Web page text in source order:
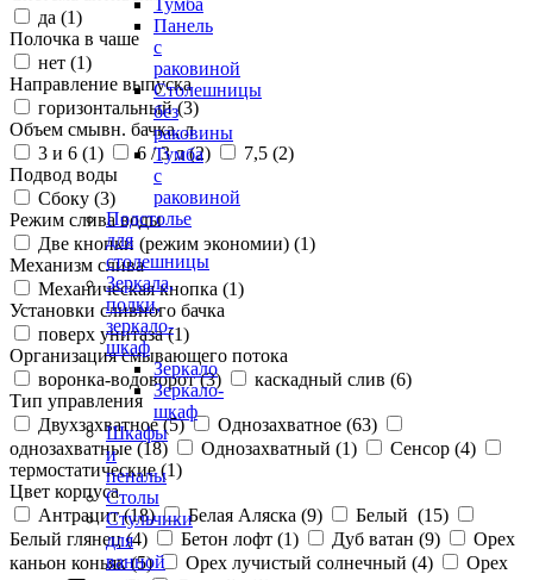
Тумба
Панель
с
раковиной
Столешницы
без
раковины
Тумба
с
раковиной
Подстолье
для
столешницы
Зеркала,
полки,
зеркало-
шкаф
Зеркало
Зеркало-
шкаф
Шкафы
и
пеналы
Столы
Стульчики
для
ванной
да (1)
Полочка в чаше
нет (1)
Направление выпуска
горизонтальный (3)
Объем смывн. бачка, л
3 и 6 (1) 6 / 3 л (2) 7,5 (2)
Подвод воды
Сбоку (3)
Режим слива воды
Две кнопки (режим экономии) (1)
Механизм слива
Механическая кнопка (1)
Установки сливного бачка
поверх унитаза (1)
Организация смывающего потока
воронка-водоворот (3) каскадный слив (6)
Тип управления
Двухзахватное (5) Однозахватное (63)
однозахватные (18) Однозахватный (1) Сенсор (4)
термостатические (1)
Цвет корпуса
Антрацит (18) Белая Аляска (9) Белый (15)
Белый глянец (4) Бетон лофт (1) Дуб ватан (9)
Орех
каньон коньяк (5) Орех лучистый солнечный (4)
Орех